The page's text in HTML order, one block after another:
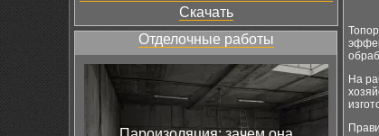
Скачать
Отделочные работы
На